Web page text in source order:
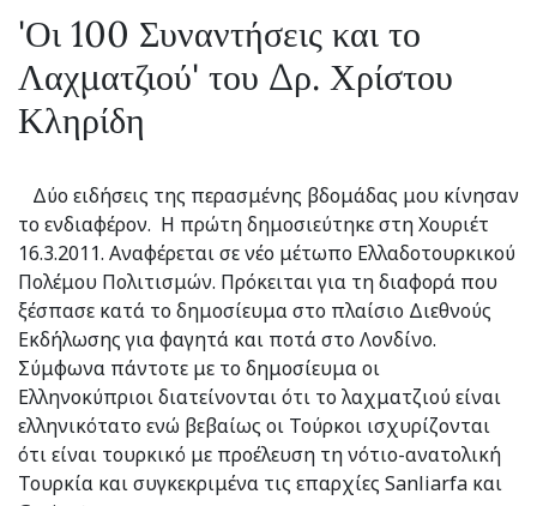
'Οι 100 Συναντήσεις και το
Λαχματζιού' του Δρ. Χρίστου
Κληρίδη
Δύο ειδήσεις της περασμένης βδομάδας μου κίνησαν
το ενδιαφέρον. Η πρώτη δημοσιεύτηκε στη Χουριέτ
16.3.2011. Αναφέρεται σε νέο μέτωπο Ελλαδοτουρκικού
Πολέμου Πολιτισμών. Πρόκειται για τη διαφορά που
ξέσπασε κατά το δημοσίευμα στο πλαίσιο Διεθνούς
Εκδήλωσης για φαγητά και ποτά στο Λονδίνο.
Σύμφωνα πάντοτε με το δημοσίευμα οι
Ελληνοκύπριοι διατείνονται ότι το λαχματζιού είναι
ελληνικότατο ενώ βεβαίως οι Τούρκοι ισχυρίζονται
ότι είναι τουρκικό με προέλευση τη νότιο-ανατολική
Τουρκία και συγκεκριμένα τις επαρχίες Sanliarfa και